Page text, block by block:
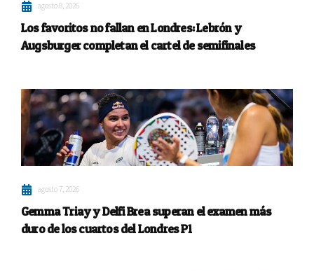
agosto 8, 2026
Los favoritos no fallan en Londres: Lebrón y
Augsburger completan el cartel de semifinales
agosto 7, 2026
Gemma Triay y Delfi Brea superan el examen más
duro de los cuartos del Londres P1